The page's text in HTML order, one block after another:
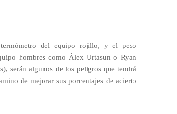
del equipo rojillo, y el peso
hombres como Álex Urtasun o Ryan
serán algunos de los peligros que tendrá
de mejorar sus porcentajes de acierto